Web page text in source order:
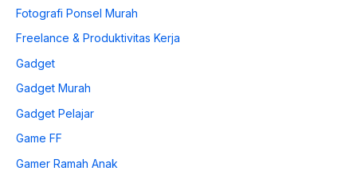
Fotografi Ponsel Murah
Freelance & Produktivitas Kerja
Gadget
Gadget Murah
Gadget Pelajar
Game FF
Gamer Ramah Anak